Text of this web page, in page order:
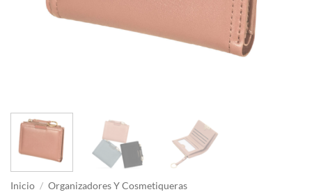
Inicio / Organizadores Y Cosmetiqueras